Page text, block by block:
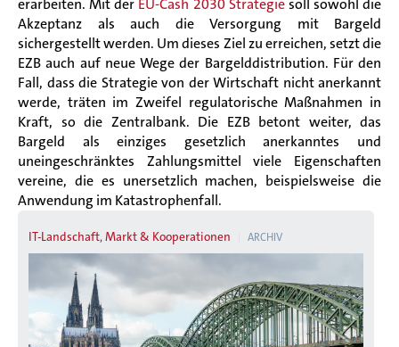
Akzeptanz als auch die Versorgung mit Bargeld
sichergestellt werden. Um dieses Ziel zu erreichen, setzt die
EZB auch auf neue Wege der Bargelddistribution. Für den
Fall, dass die Strategie von der Wirtschaft nicht anerkannt
werde, träten im Zweifel regulatorische Maßnahmen in
Kraft, so die Zentralbank. Die EZB betont weiter, das
Bargeld als einziges gesetzlich anerkanntes und
uneingeschränktes Zahlungsmittel viele Eigenschaften
vereine, die es unersetzlich machen, beispielsweise die
Anwendung im Katastrophenfall.
IT-Landschaft, Markt & Kooperationen ARCHIV